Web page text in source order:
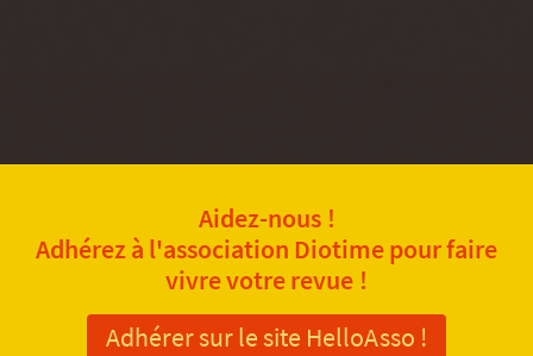
Aidez-nous !
Adhérez à l'association Diotime pour faire
vivre votre revue !
Adhérer sur le site HelloAsso !